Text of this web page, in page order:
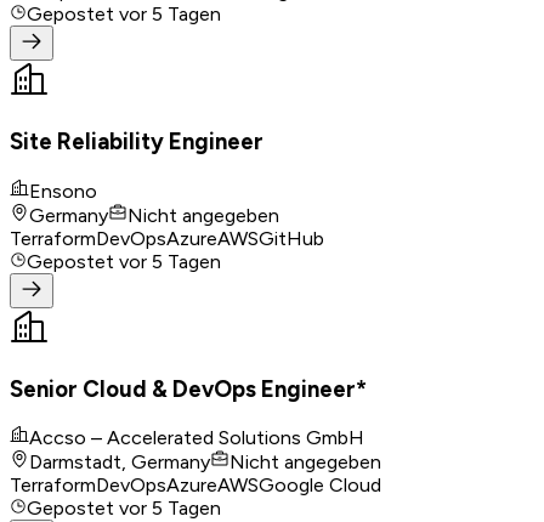
Gepostet vor 5 Tagen
Site Reliability Engineer
Ensono
Germany
Nicht angegeben
TerraformDevOpsAzureAWSGitHub
Gepostet vor 5 Tagen
Senior Cloud & DevOps Engineer*
Accso – Accelerated Solutions GmbH
Darmstadt, Germany
Nicht angegeben
TerraformDevOpsAzureAWSGoogle Cloud
Gepostet vor 5 Tagen